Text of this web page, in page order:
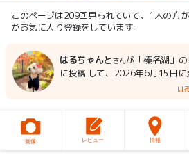
このページは209回見られていて、1人の方
がお気に入り登録をしています。
はるちゃんとさんが「榛名湖」
に投稿 して、2026年6月15日に
は
画像 レビュー 情報